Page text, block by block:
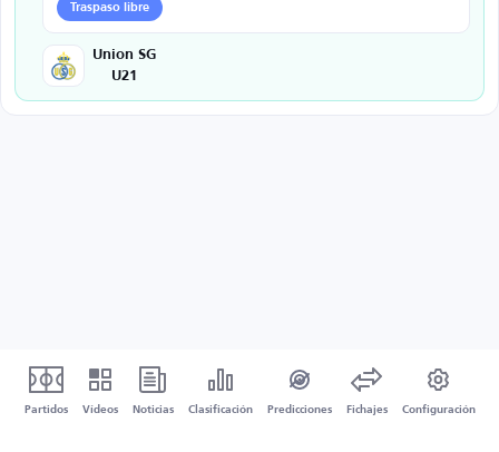
Traspaso libre
Union SG
U21
Partidos Vídeos Noticias Clasificación Predicciones Fichajes Configuración